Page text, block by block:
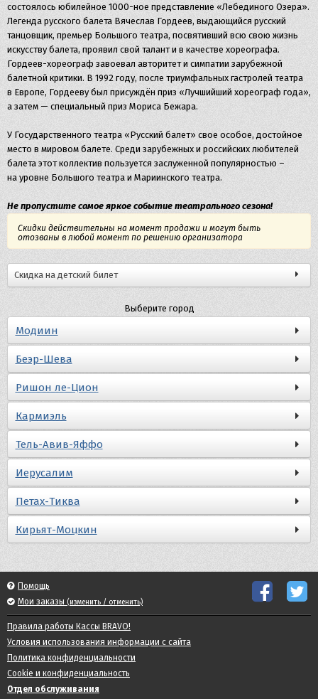
состоялось юбилейное 1000-ное представление «Лебединого Озера».
Легенда русского балета Вячеслав Гордеев, выдающийся русский
танцовщик, премьер Большого театра, посвятивший всю свою жизнь
искусству балета, проявил свой талант и в качестве хореографа.
Гордеев-хореограф завоевал авторитет и симпатии зарубежной
балетной критики. В 1992 году, после триумфальных гастролей театра
в Европе, Гордееву был присуждён приз «Лучшийший хореограф года»,
а затем — специальный приз Мориса Бежара.
У Государственного театра «Русский балет» свое особое, достойное
место в мировом балете. Среди зарубежных и российских любителей
балета этот коллектив пользуется заслуженной популярностью –
на уровне Большого театра и Мариинского театра.
Не пропустите самое яркое событие театрального сезона!
Скидки действительны на момент продажи и могут быть
отозваны в любой момент по решению организатора
Скидка на детский билет
Выберите город
Модиин
Беэр-Шева
Ришон ле-Цион
Кармиэль
Тель-Авив-Яффо
Иерусалим
Петах-Тиква
Кирьят-Моцкин
Помощь
Мои заказы (изменить / отменить)
Правила работы Кассы BRAVO!
Условия использования информации с сайта
Политика конфиденциальности
Cookie и конфиденциальность
Отдел обслуживания